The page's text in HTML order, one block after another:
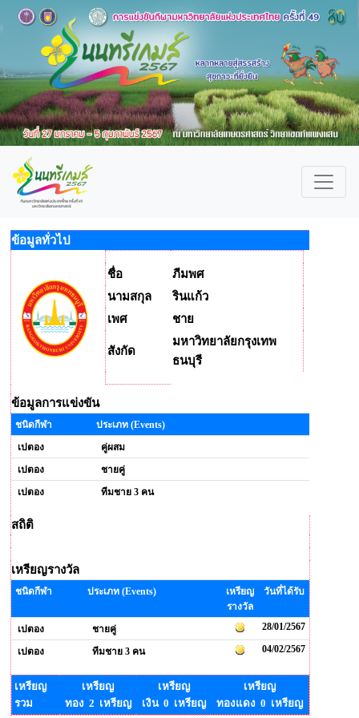
ข้อมูลทั่วไป
ชื่อ
ภีมพศ
นามสกุล
รินแก้ว
เพศ
ชาย
สังกัด
มหาวิทยาลัยกรุงเทพ
ธนบุรี
ข้อมูลการแข่งขัน
ชนิดกีฬา
ประเภท (Events)
เปตอง
คู่ผสม
เปตอง
ชายคู่
เปตอง
ทีมชาย 3 คน
สถิติ
เหรียญรางวัล
ชนิดกีฬา ประเภท (Events)
เหรียญ
รางวัล
วันที่ได้รับ
เปตอง ชายคู่ 28/01/2567
เปตอง ทีมชาย 3 คน 04/02/2567
เหรียญ
รวม
เหรียญ
ทอง 2 เหรียญ
เหรียญ
เงิน 0 เหรียญ
เหรียญ
ทองแดง 0 เหรียญ